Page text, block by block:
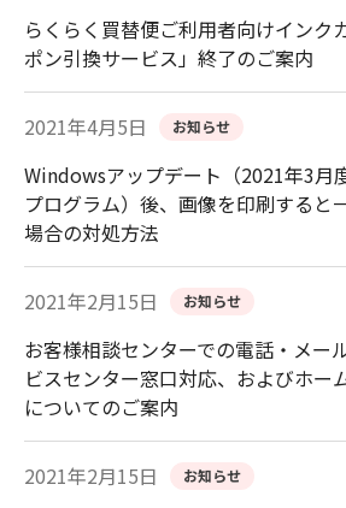
らくらく買替便ご利用者向けインク
ポン引換サービス」終了のご案内
2021年4月5日 お知らせ
Windowsアップデート（2021年3月
プログラム）後、画像を印刷すると
場合の対処方法
2021年2月15日 お知らせ
お客様相談センターでの電話・メー
ビスセンター窓口対応、およびホー
についてのご案内
2021年2月15日 お知らせ